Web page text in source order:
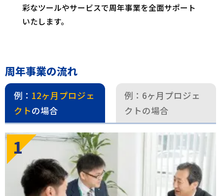
彩なツールやサービスで周年事業を全面サポート
いたします。
周年事業の流れ
例： 12ヶ月プロジェ
クトの場合
1
例： 6ヶ月プロジェ
クトの場合